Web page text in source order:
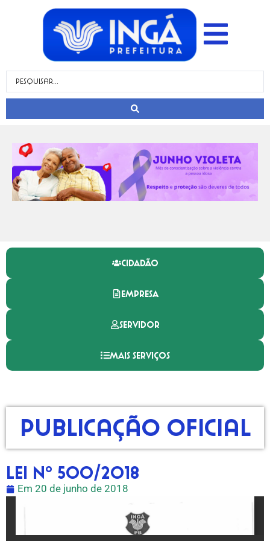
CIDADÃO
EMPRESA
SERVIDOR
MAIS SERVIÇOS
Publicação Oficial
Lei nº 500/2018
Em 20 de junho de 2018